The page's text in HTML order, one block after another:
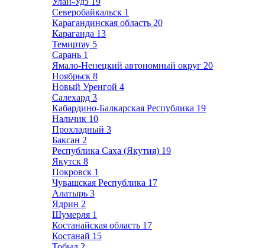
Северобайкальск 1
Карагандинская область 20
Караганда 13
Темиртау 5
Сарань 1
Ямало-Ненецкий автономный округ 20
Ноябрьск 8
Новый Уренгой 4
Салехард 3
Кабардино-Балкарская Республика 19
Нальчик 10
Прохладный 3
Баксан 2
Республика Саха (Якутия) 19
Якутск 8
Покровск 1
Чувашская Республика 17
Алатырь 3
Ядрин 2
Шумерля 1
Костанайская область 17
Костанай 15